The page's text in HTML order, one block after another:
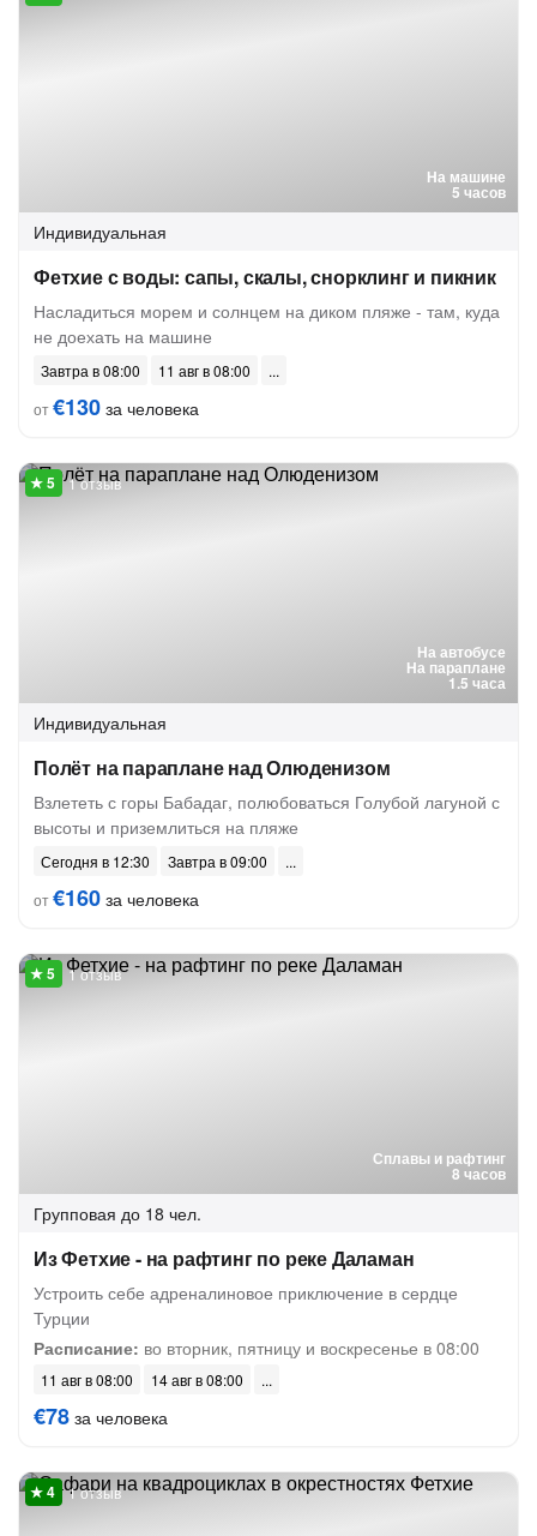
На машине
5 часов
Индивидуальная
Фетхие с воды: сапы, скалы, снорклинг и пикник
Насладиться морем и солнцем на диком пляже - там, куда
не доехать на машине
Завтра в 08:00
11 авг в 08:00
от€130 за человека
На автобусе
На параплане
1.5 часа
1 отзыв
Индивидуальная
Полёт на параплане над Олюденизом
Взлететь с горы Бабадаг, полюбоваться Голубой лагуной с
высоты и приземлиться на пляже
Сегодня в 12:30
Завтра в 09:00
от€160 за человека
Сплавы и рафтинг
8 часов
1 отзыв
Групповая до 18 чел.
Из Фетхие - на рафтинг по реке Даламан
Устроить себе адреналиновое приключение в сердце
Турции
Расписание: во вторник, пятницу и воскресенье в 08:00
11 авг в 08:00 14 авг в 08:00
€78 за человека
1 отзыв